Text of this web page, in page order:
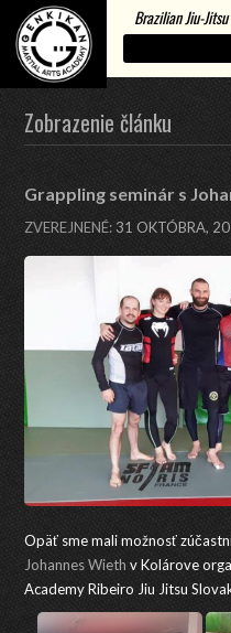
Brazilian Jiu-
Zobrazenie článku
Grappling seminár s
ZVEREJNENÉ: 31 OKTÓBRA,
Opäť sme mali možnosť
Johannes Wieth v Kolárove
Academy Ribeiro Jiu Jitsu